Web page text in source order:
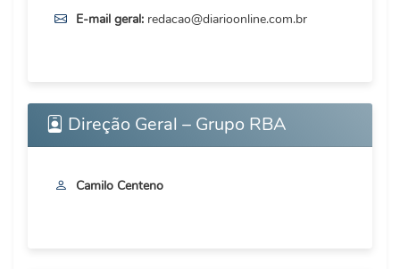
E-mail geral: redacao@diarioonline.com.br
Direção Geral – Grupo RBA
Camilo Centeno